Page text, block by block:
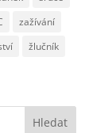
zažívání
žlučník